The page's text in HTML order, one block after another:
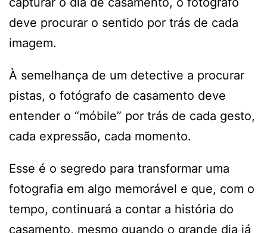
deve procurar o sentido por trás de cada
imagem.
À semelhança de um detective a procurar
pistas, o fotógrafo de casamento deve
entender o “móbile” por trás de cada gesto,
cada expressão, cada momento.
Esse é o segredo para transformar uma
fotografia em algo memorável e que, com o
tempo, continuará a contar a história do
casamento, mesmo quando o grande dia já